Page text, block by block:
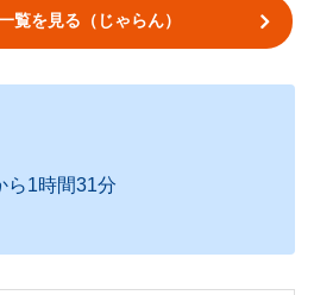
覧を見る（じゃらん）
ら1時間31分